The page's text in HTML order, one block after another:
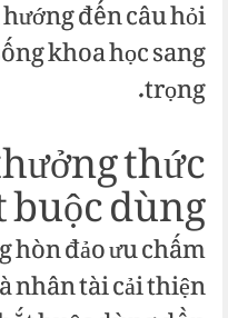
đến câu hỏi
khoa học sang
trọng.
thức
dùng
đảo ưu chấm
nhân tài cải thiện